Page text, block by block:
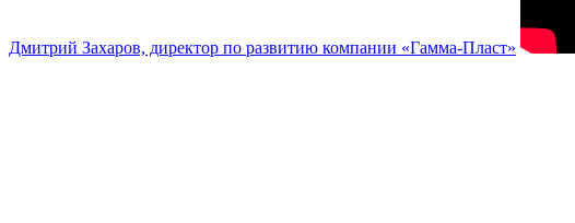
Дмитрий Захаров, директор по развитию компании «Гамма-Пласт»